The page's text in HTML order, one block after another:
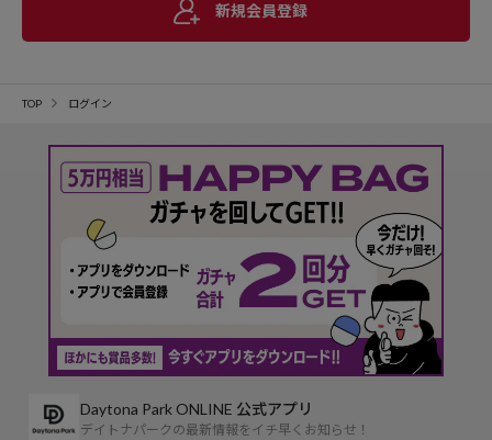
新規会員登録
TOP ログイン
Daytona Park ONLINE 公式アプリ
デイトナパークの最新情報をイチ早くお知らせ！